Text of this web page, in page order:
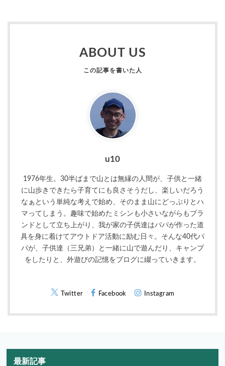
ABOUT US
u10
1976年生。30半ばまで山とは無縁の人間が、子供と一緒
に山歩きできたら子育てにも良さそうだし、楽しいだろう
なぁという単純な考えで始め、そのまま山にどっぷりとハ
マってしまう。趣味で始めたミシンも小さいながらもブラ
ンドとして立ち上がり、我が家の子供達はパパが作った道
具を身に着けてアウトドア活動に励む日々。そんな40代パ
パが、子供達（三兄弟）と一緒に山で遊んだり、キャンプ
をしたりと、外遊びの記憶をブログに綴っていきます。
Twitter Facebook Instagram
最新記事